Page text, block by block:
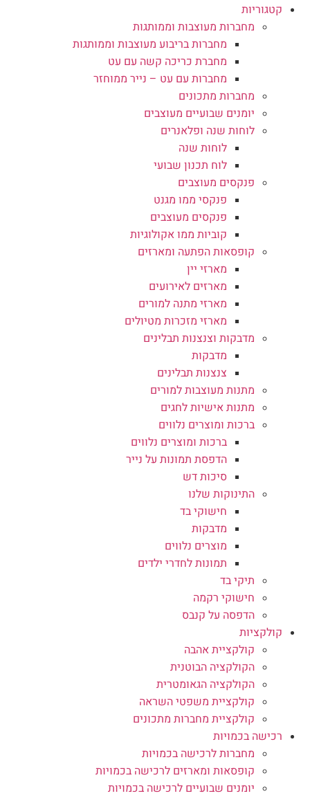
קטגוריות
מחברות מעוצבות וממותגות
מחברות בריבוע מעוצבות וממותגות
מחברת כריכה קשה עם עט
מחברות עם עט – נייר ממוחזר
מחברות מתכונים
יומנים שבועיים מעוצבים
לוחות שנה ופלאנרים
לוחות שנה
לוח תכנון שבועי
פנקסים מעוצבים
פנקסי ממו מגנט
פנקסים מעוצבים
קוביות ממו אקולוגיות
קופסאות הפתעה ומארזים
מארזי יין
מארזים לאירועים
מארזי מתנה למורים
מארזי מזכרות מטיולים
מדבקות וצנצנות תבלינים
מדבקות
צנצנות תבלינים
מתנות מעוצבות למורים
מתנות אישיות לחגים
ברכות ומוצרים נלווים
ברכות ומוצרים נלווים
הדפסת תמונות על נייר
סיכות דש
התינוקות שלנו
חישוקי בד
מדבקות
מוצרים נלווים
תמונות לחדרי ילדים
תיקי בד
חישוקי רקמה
הדפסה על קנבס
קולקציות
קולקציית אהבה
הקולקציה הבוטנית
הקולקציה הגאומטרית
קולקציית משפטי השראה
קולקציית מחברות מתכונים
רכישה בכמויות
מחברות לרכישה בכמויות
קופסאות ומארזים לרכישה בכמויות
יומנים שבועיים לרכישה בכמויות